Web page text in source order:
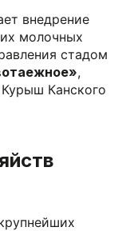
внедрение
молочных
стадом
,
Канского